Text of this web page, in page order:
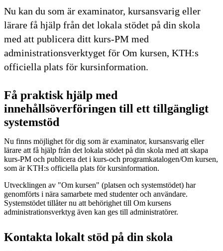
Nu kan du som är examinator, kursansvarig eller
lärare få hjälp från det lokala stödet på din skola
med att publicera ditt kurs-PM med
administrationsverktyget för Om kursen, KTH:s
officiella plats för kursinformation.
Få praktisk hjälp med
innehållsöverföringen till ett tillgängligt
systemstöd
Nu finns möjlighet för dig som är examinator, kursansvarig eller
lärare att få hjälp från det lokala stödet på din skola med att skapa
kurs-PM och publicera det i kurs-och programkatalogen/Om kursen,
som är KTH:s officiella plats för kursinformation.
Utvecklingen av "Om kursen" (platsen och systemstödet) har
genomförts i nära samarbete med studenter och användare.
Systemstödet tillåter nu att behörighet till Om kursens
administrationsverktyg även kan ges till administratörer.
Kontakta lokalt stöd på din skola